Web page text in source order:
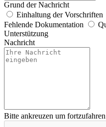
Grund der Nachricht
Einhaltung der Vorschriften
Fehlende Dokumentation
Unterstützung
Nachricht
Bitte ankreuzen um fortzufahren